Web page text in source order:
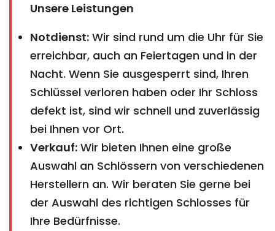
Unsere Leistungen
Notdienst: Wir sind rund um die Uhr für Sie
erreichbar, auch an Feiertagen und in der
Nacht. Wenn Sie ausgesperrt sind, Ihren
Schlüssel verloren haben oder Ihr Schloss
defekt ist, sind wir schnell und zuverlässig
bei Ihnen vor Ort.
Verkauf: Wir bieten Ihnen eine große
Auswahl an Schlössern von verschiedenen
Herstellern an. Wir beraten Sie gerne bei
der Auswahl des richtigen Schlosses für
Ihre Bedürfnisse.